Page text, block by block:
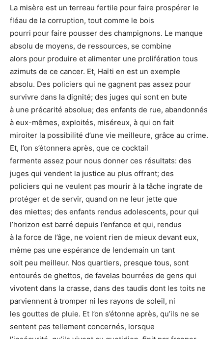
La misère est un terreau fertile pour faire prospérer le
fléau de la corruption, tout comme le bois
pourri pour faire pousser des champignons. Le manque
absolu de moyens, de ressources, se combine
alors pour produire et alimenter une prolifération tous
azimuts de ce cancer. Et, Haïti en est un exemple
absolu. Des policiers qui ne gagnent pas assez pour
survivre dans la dignité; des juges qui sont en bute
à une précarité absolue; des enfants de rue, abandonnés
à eux-mêmes, exploités, miséreux, à qui on fait
miroiter la possibilité d’une vie meilleure, grâce au crime.
Et, l’on s’étonnera après, que ce cocktail
fermente assez pour nous donner ces résultats: des
juges qui vendent la justice au plus offrant; des
policiers qui ne veulent pas mourir à la tâche ingrate de
protéger et de servir, quand on ne leur jette que
des miettes; des enfants rendus adolescents, pour qui
l’horizon est barré depuis l’enfance et qui, rendus
à la force de l’âge, ne voient rien de mieux devant eux,
même pas une espérance de lendemain un tant
soit peu meilleur. Nos quartiers, presque tous, sont
entourés de ghettos, de favelas bourrées de gens qui
vivotent dans la crasse, dans des taudis dont les toits ne
parviennent à tromper ni les rayons de soleil, ni
les gouttes de pluie. Et l’on s’étonne après, qu’ils ne se
sentent pas tellement concernés, lorsque